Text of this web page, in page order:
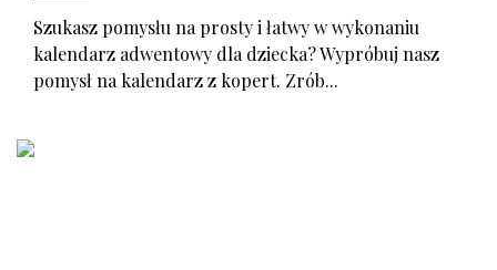
Szukasz pomysłu na prosty i łatwy w wykonaniu
kalendarz adwentowy dla dziecka? Wypróbuj nasz
pomysł na kalendarz z kopert. Zrób...